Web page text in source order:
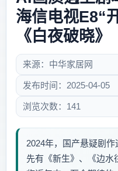
海信电视E8“
《白夜破晓》
来源：中华家居网
发布时间：2025-04-05
浏览次数：141
2024年，国产悬疑剧作
先有《新生》、《边水